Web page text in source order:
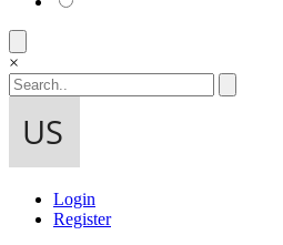
×
Login
Register